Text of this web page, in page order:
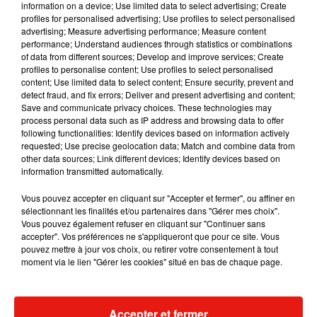
Un vaccin efficace qui a fait l’objet d’investissements
conséquents, mais dontpersonne ne veut: c’est la crainte
de Laurent Maubisson. Gouvernement, laboratoires et
médias auraient dûmieux communiquer tout au long du
processusd’élaboration des vaccins selon lui.« Ils se sont
focalisés sur le développement du vaccin, mais beaucoup
moins sur l’acceptation par les Français. C’est très bien de
sortir un produit efficace, mais on va demander aux gens de
s’injecter un produit dont ils ont assez peu de connaissances
dessus », confie-t-il. « S’il y avait une communication plus
Français serait meilleur. »
Écouter le podcast
transparence ces derniers jours, n’est-il pas trop tard ? La
composition même des vaccins n’a que très peu été
information on a device; Use limited data to select advertising; Create
profiles for personalised advertising; Use profiles to select personalised
advertising; Measure advertising performance; Measure content
performance; Understand audiences through statistics or combinations
of data from different sources; Develop and improve services; Create
profiles to personalise content; Use profiles to select personalised
content; Use limited data to select content; Ensure security, prevent and
detect fraud, and fix errors; Deliver and present advertising and content;
Save and communicate privacy choices. These technologies may
process personal data such as IP address and browsing data to offer
following functionalities: Identify devices based on information actively
requested; Use precise geolocation data; Match and combine data from
other data sources; Link different devices; Identify devices based on
information transmitted automatically.
Vous pouvez accepter en cliquant sur "Accepter et fermer", ou affiner en
sélectionnant les finalités et/ou partenaires dans "Gérer mes choix".
Vous pouvez également refuser en cliquant sur "Continuer sans
accepter". Vos préférences ne s'appliqueront que pour ce site. Vous
pouvez mettre à jour vos choix, ou retirer votre consentement à tout
moment via le lien "Gérer les cookies" situé en bas de chaque page.